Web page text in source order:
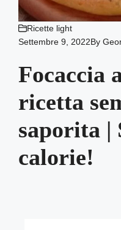
Ricette light
Settembre 9, 2022By
Focaccia
ricetta
saporita |
calorie!